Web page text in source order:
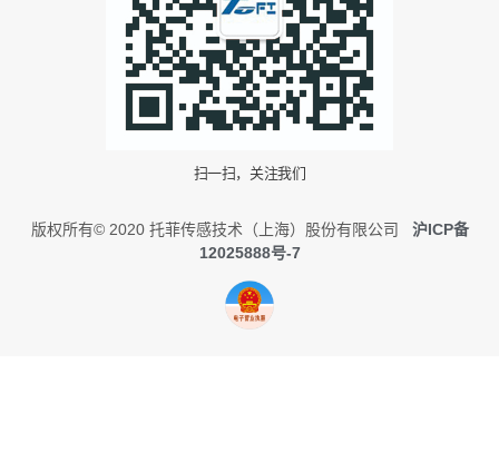
扫一扫，关注我们
版权所有© 2020 托菲传感技术（上海）股份有限公司
沪ICP备
12025888号-7